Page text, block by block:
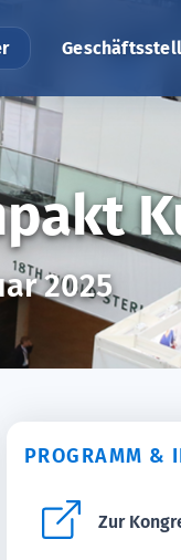
2025
PROGRAMM &
Zur